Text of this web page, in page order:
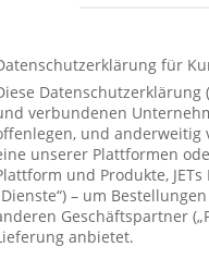
für
Datenschutzerklärung
verbundenen
und anderweitig
unserer Plattformen
und Produkte,
– um
Geschäftspartner
anbietet.